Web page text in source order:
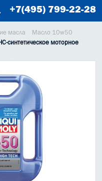
+7(495) 799-22-28
масла
Масло 10w50
синтетическое моторное